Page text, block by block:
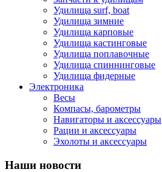
Удилища surf, boat
Удилища зимние
Удилища карповые
Удилища кастинговые
Удилища поплавочные
Удилища спиннинговые
Удилища фидерные
Электроника
Весы
Компасы, барометры
Навигаторы и аксессуары
Рации и аксессуары
Эхолоты и аксессуары
Наши новости